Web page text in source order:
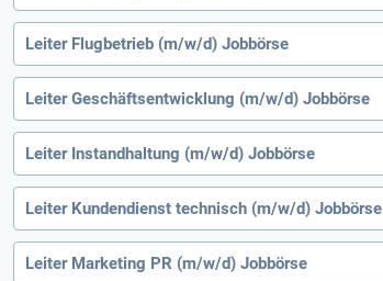
Leiter Flugbetrieb (m/w/d) Jobbörse
Leiter Geschäftsentwicklung (m/w/d) Jobbörse
Leiter Instandhaltung (m/w/d) Jobbörse
Leiter Kundendienst technisch (m/w/d) Jobbörse
Leiter Marketing PR (m/w/d) Jobbörse